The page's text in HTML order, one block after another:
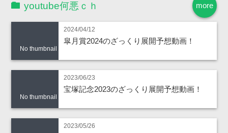
more
youtube何悪ｃｈ
No thumbnail
2024/04/12
皐月賞2024のざっくり展開予想動画！
No thumbnail
2023/06/23
宝塚記念2023のざっくり展開予想動画！
2023/05/26